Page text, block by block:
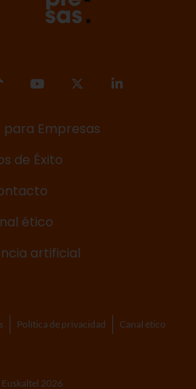
para Empresas
de Éxito
ético
artificial
Política de privacidad Canal ético
2026